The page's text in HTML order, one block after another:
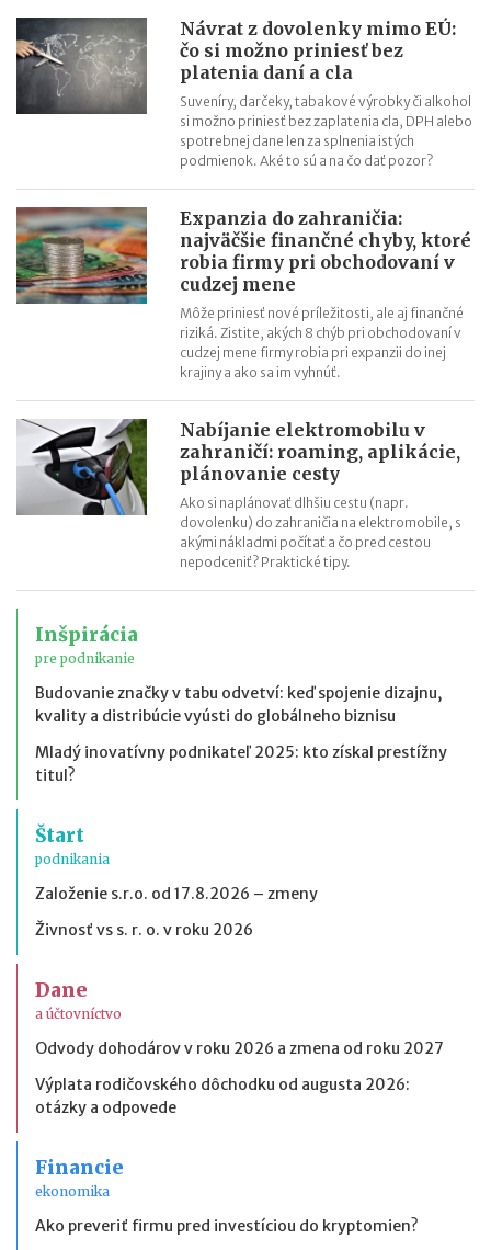
Návrat z dovolenky mimo EÚ:
čo si možno priniesť bez
platenia daní a cla
Suveníry, darčeky, tabakové výrobky či alkohol
si možno priniesť bez zaplatenia cla, DPH alebo
spotrebnej dane len za splnenia istých
podmienok. Aké to sú a na čo dať pozor?
Expanzia do zahraničia:
najväčšie finančné chyby, ktoré
robia firmy pri obchodovaní v
cudzej mene
Môže priniesť nové príležitosti, ale aj finančné
riziká. Zistite, akých 8 chýb pri obchodovaní v
cudzej mene firmy robia pri expanzii do inej
krajiny a ako sa im vyhnúť.
Nabíjanie elektromobilu v
zahraničí: roaming, aplikácie,
plánovanie cesty
Ako si naplánovať dlhšiu cestu (napr.
dovolenku) do zahraničia na elektromobile, s
akými nákladmi počítať a čo pred cestou
nepodceniť? Praktické tipy.
Inšpirácia
pre podnikanie
Budovanie značky v tabu odvetví: keď spojenie dizajnu,
kvality a distribúcie vyústi do globálneho biznisu
Mladý inovatívny podnikateľ 2025: kto získal prestížny
titul?
Štart
podnikania
Založenie s.r.o. od 17.8.2026 – zmeny
Živnosť vs s. r. o. v roku 2026
Dane
a účtovníctvo
Odvody dohodárov v roku 2026 a zmena od roku 2027
Výplata rodičovského dôchodku od augusta 2026:
otázky a odpovede
Financie
ekonomika
Ako preveriť firmu pred investíciou do kryptomien?